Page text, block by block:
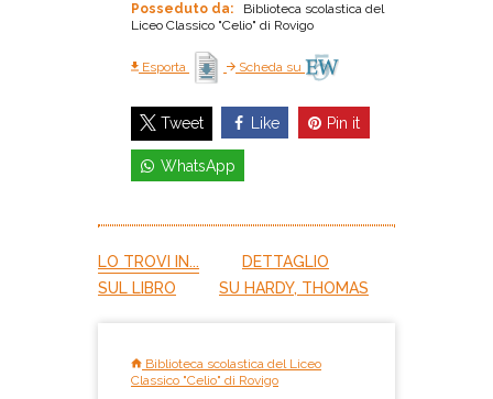
Posseduto da:
Biblioteca scolastica del
Liceo Classico "Celio" di Rovigo
Esporta Scheda su
Tweet Like Pin it
WhatsApp
LO TROVI IN...
DETTAGLIO
SUL LIBRO
SU HARDY, THOMAS
Biblioteca scolastica del Liceo
Classico "Celio" di Rovigo